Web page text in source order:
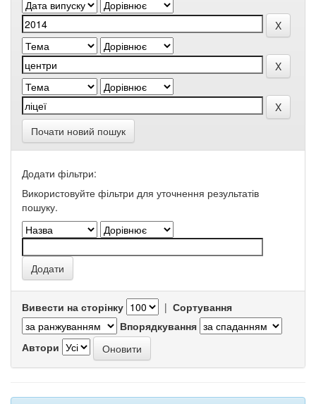
Почати новий пошук
Додати фільтри:
Використовуйте фільтри для уточнення результатів
пошуку.
Вивести на сторінку | Сортування
Впорядкування
Автори